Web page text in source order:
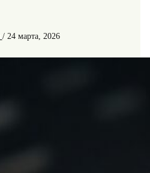
/ 24 марта, 2026